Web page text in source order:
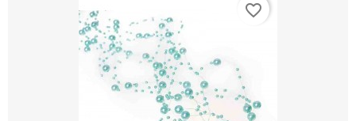
favorite_border